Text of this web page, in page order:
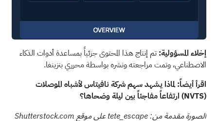
إخلاء المسؤولية: تم إنتاج هذا المحتوى جزئياً بمساعدة أدوات الذكاء
الاصطناعي، وتمت مراجعته ونشره بواسطة محرري بنزينغا.
اقرأ أيضاً:لماذا يشهد سهم شركة نافيتاس لأشباه الموصلات
(NVTS)ارتفاعاً مفاجئاً بين ليلة وضحاها؟
الصورة مقدمة من: tete_escape على موقع Shutterstock.com